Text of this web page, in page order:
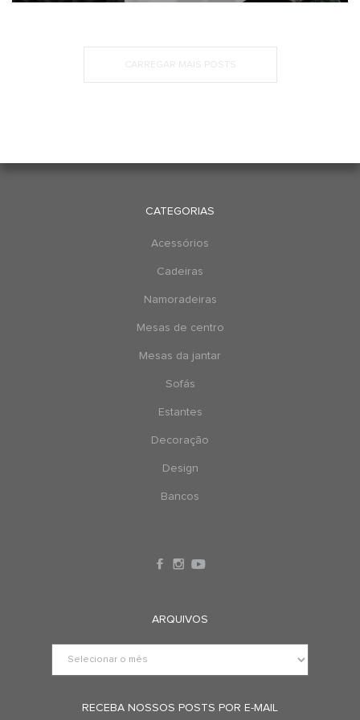
CATEGORIAS
Acessórios
Cadeiras
Namoradeiras
Mesas de centro
Mesas da jantar
Sofás
Estantes
Decoração
Design
Bancos
ARQUIVOS
RECEBA NOSSOS POSTS POR E-MAIL